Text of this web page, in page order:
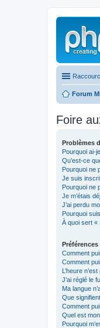
Forum
Foire
Problèmes
Pourquoi ai-
Qu’est-ce
Pourquoi ne
Je suis
Pourquoi ne
Je m’étais
J’ai perdu
Pourquoi
À quoi sert «
Comment
Comment
L’heure
J’ai réglé le
Ma langue
Que
Comment
Quel est
Pourquoi